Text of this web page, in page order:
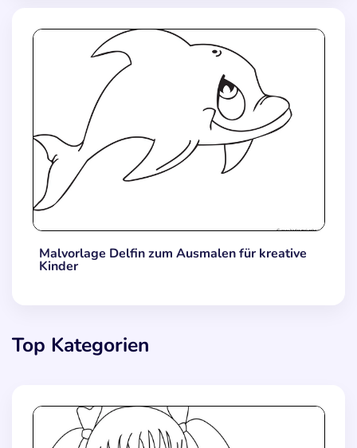
Malvorlage Delfin zum Ausmalen für kreative
Kinder
Top Kategorien